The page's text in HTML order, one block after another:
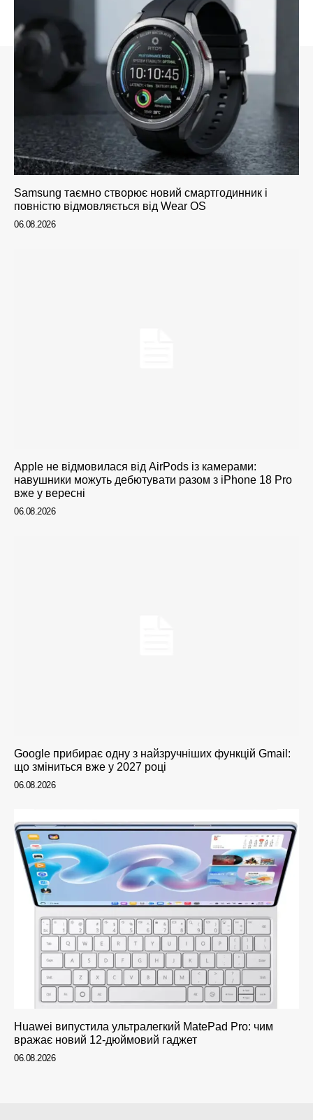
Samsung таємно створює новий смартгодинник і
повністю відмовляється від Wear OS
06.08.2026
Apple не відмовилася від AirPods із камерами:
навушники можуть дебютувати разом з iPhone 18 Pro
вже у вересні
06.08.2026
Google прибирає одну з найзручніших функцій Gmail:
що зміниться вже у 2027 році
06.08.2026
Huawei випустила ультралегкий MatePad Pro: чим
вражає новий 12-дюймовий гаджет
06.08.2026